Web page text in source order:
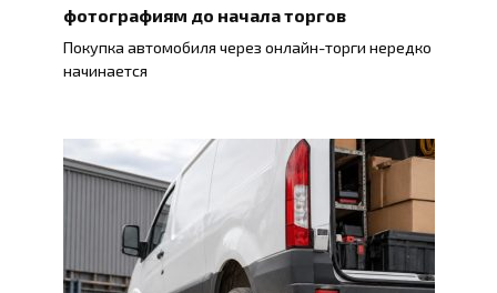
фотографиям до начала торгов
Покупка автомобиля через онлайн-торги нередко
начинается